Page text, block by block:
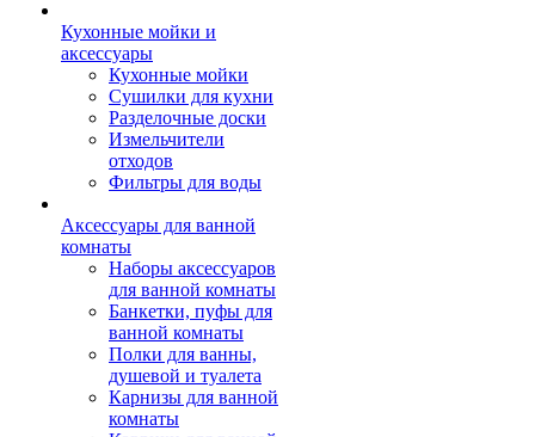
Кухонные мойки и
аксессуары
Кухонные мойки
Сушилки для кухни
Разделочные доски
Измельчители
отходов
Фильтры для воды
Аксессуары для ванной
комнаты
Наборы аксессуаров
для ванной комнаты
Банкетки, пуфы для
ванной комнаты
Полки для ванны,
душевой и туалета
Карнизы для ванной
комнаты